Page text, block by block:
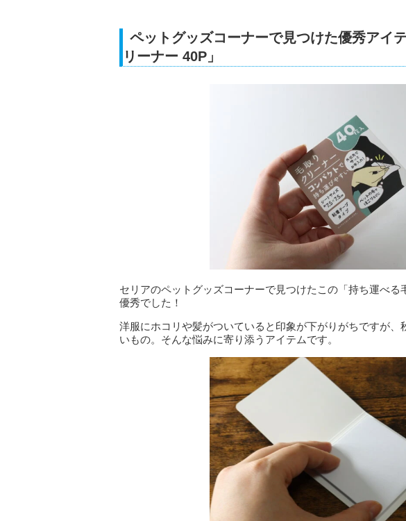
ペットグッズコーナーで見つけた優秀アイ
リーナー 40P」
セリアのペットグッズコーナーで見つけたこの「持ち運べる
優秀でした！
洋服にホコリや髪がついていると印象が下がりがちですが
いもの。そんな悩みに寄り添うアイテムです。